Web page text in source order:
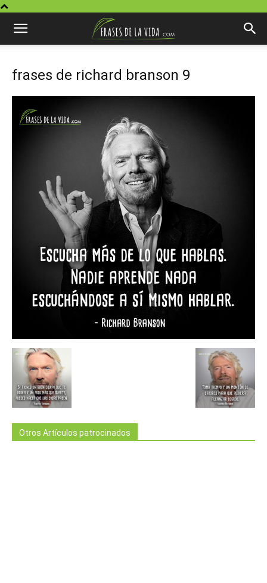
frases de richard branson 9
Otros Artículos patrocinados